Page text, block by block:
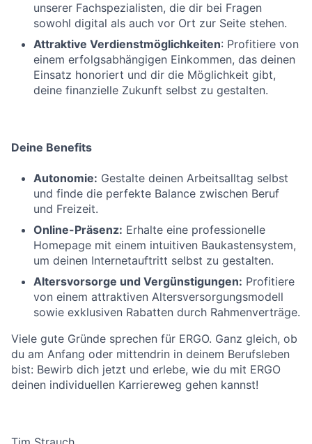
unserer Fachspezialisten, die dir bei Fragen
sowohl digital als auch vor Ort zur Seite stehen.
Attraktive Verdienstmöglichkeiten: Profitiere von
einem erfolgsabhängigen Einkommen, das deinen
Einsatz honoriert und dir die Möglichkeit gibt,
deine finanzielle Zukunft selbst zu gestalten.
Deine Benefits
Autonomie: Gestalte deinen Arbeitsalltag selbst
und finde die perfekte Balance zwischen Beruf
und Freizeit.
Online-Präsenz: Erhalte eine professionelle
Homepage mit einem intuitiven Baukastensystem,
um deinen Internetauftritt selbst zu gestalten.
Altersvorsorge und Vergünstigungen: Profitiere
von einem attraktiven Altersversorgungsmodell
sowie exklusiven Rabatten durch Rahmenverträge.
Viele gute Gründe sprechen für ERGO. Ganz gleich, ob
du am Anfang oder mittendrin in deinem Berufsleben
bist: Bewirb dich jetzt und erlebe, wie du mit ERGO
deinen individuellen Karriereweg gehen kannst!